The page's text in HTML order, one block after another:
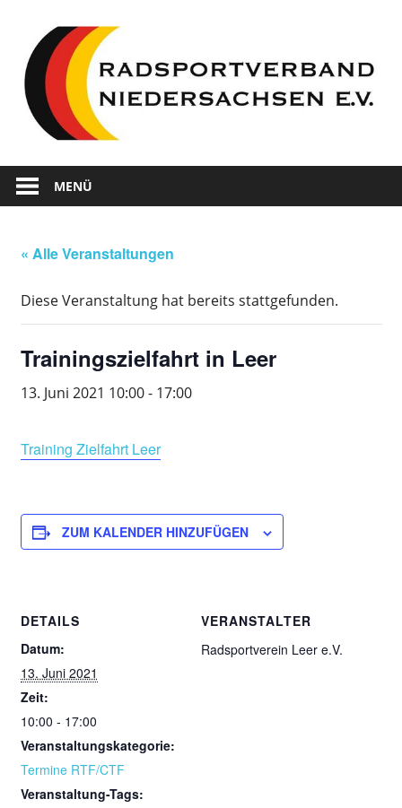
springen
Radsportverband
Niedersachsen
sind
Radsport
Niedersachsen
MENÜ
« Alle Veranstaltungen
Diese Veranstaltung hat bereits stattgefunden.
Trainingszielfahrt in Leer
13. Juni 2021 10:00- 17:00
Training Zielfahrt Leer
ZUM KALENDER HINZUFÜGEN
DETAILS
Datum:
13. Juni 2021
Zeit:
10:00 - 17:00
Veranstaltungskategorie:
Termine RTF/CTF
Veranstaltung-Tags:
VERANSTALTER
Radsportverein Leer e.V.